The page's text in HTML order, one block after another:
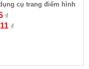
cụ trang điểm hình
₫
₫